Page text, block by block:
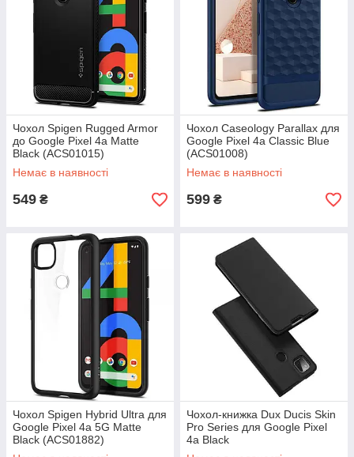
Чохол Spigen Rugged Armor
до Google Pixel 4a Matte
Black (ACS01015)
Немає в наявності
549 ₴
Чохол Caseology Parallax для
Google Pixel 4a Classic Blue
(ACS01008)
Немає в наявності
599 ₴
Чохол Spigen Hybrid Ultra для
Google Pixel 4a 5G Matte
Black (ACS01882)
Чохол-книжка Dux Ducis Skin
Pro Series для Google Pixel
4a Black